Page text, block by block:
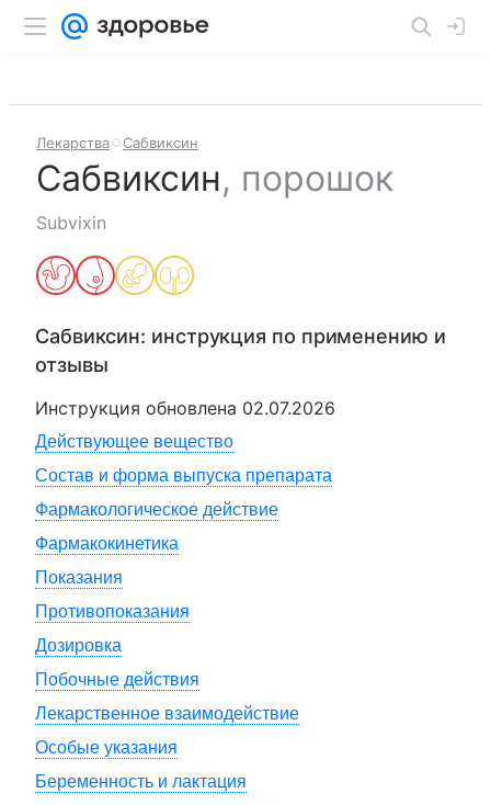
Лекарства Сабвиксин
Сабвиксин, порошок
Subvixin
Сабвиксин: инструкция по применению и
отзывы
Инструкция обновлена 02.07.2026
Действующее вещество
Состав и форма выпуска препарата
Фармакологическое действие
Фармакокинетика
Показания
Противопоказания
Дозировка
Побочные действия
Лекарственное взаимодействие
Особые указания
Беременность и лактация